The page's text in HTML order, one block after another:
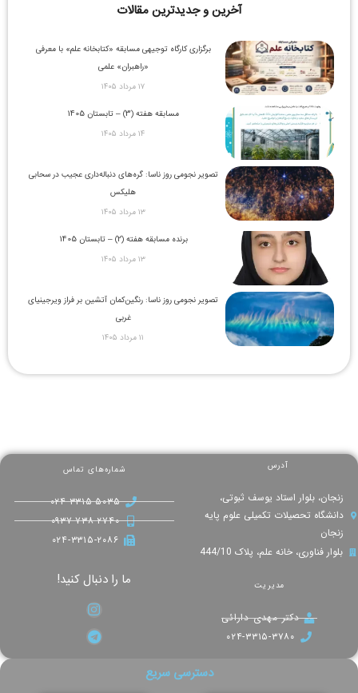
آخرین و جدیدترین مقالات
برگزاری کارگاه توجیهی مسابقه «کتابخانه علم» با معرفی
«راهبران» علمی
۱۷ مرداد ۱۴۰۵
مسابقه هفته (3) – تابستان 1405
۱۴ مرداد ۱۴۰۵
تصویر نجومی روز ناسا: گره‌های دنباله‌داری عجیب در سحابی
هلیکس
۱۳ مرداد ۱۴۰۵
برنده مسابقه هفته (2) – تابستان 1405
۱۳ مرداد ۱۴۰۵
تصویر نجومی روز ناسا: رنگین‌کمان آتشین بر فراز ویرجینیای
غربی
۱۱ مرداد ۱۴۰۵
آدرس
زنجان، بلوار استاد یوسف ثبوتی،
دانشگاه تحصیلات تکمیلی علوم پایه
زنجان
بلوار فناوری، خانه علم، پلاک 444/10
شماره‌های تماس
۰۲۴-۳۳۱۵-۵۰۳۵
۰۹۳۷-۷۳۸-۲۷۴۰
۰۲۴-۳۳۱۵-۲۰۸۶
مدیریت
دکتر مهدی دارائی
۰۲۴-۳۳۱۵-۳۷۸۰
ما را دنبال کنید!
دسترسی سریع